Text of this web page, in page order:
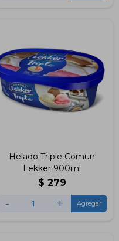
Helado Triple Comun
Lekker 900ml
$ 279
- +